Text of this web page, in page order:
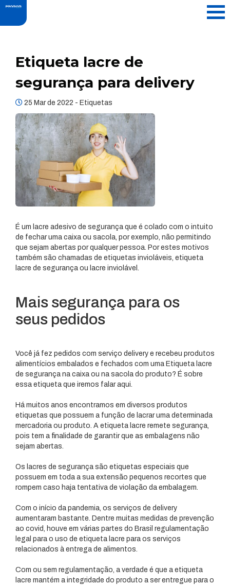
Etiqueta lacre de
segurança para delivery
25 Mar de 2022 - Etiquetas
É um lacre adesivo de segurança que é colado com o intuito
de fechar uma caixa ou sacola, por exemplo, não permitindo
que sejam abertas por qualquer pessoa. Por estes motivos
também são chamadas de etiquetas invioláveis, etiqueta
lacre de segurança ou lacre inviolável.
Mais segurança para os
seus pedidos
Você já fez pedidos com serviço delivery e recebeu produtos
alimentícios embalados e fechados com uma Etiqueta lacre
de segurança na caixa ou na sacola do produto? É sobre
essa etiqueta que iremos falar aqui.
Há muitos anos encontramos em diversos produtos
etiquetas que possuem a função de lacrar uma determinada
mercadoria ou produto. A etiqueta lacre remete segurança,
pois tem a finalidade de garantir que as embalagens não
sejam abertas.
Os lacres de segurança são etiquetas especiais que
possuem em toda a sua extensão pequenos recortes que
rompem caso haja tentativa de violação da embalagem.
Com o início da pandemia, os serviços de delivery
aumentaram bastante. Dentre muitas medidas de prevenção
ao covid, houve em várias partes do Brasil regulamentação
legal para o uso de etiqueta lacre para os serviços
relacionados à entrega de alimentos.
Com ou sem regulamentação, a verdade é que a etiqueta
lacre mantém a integridade do produto a ser entregue para o